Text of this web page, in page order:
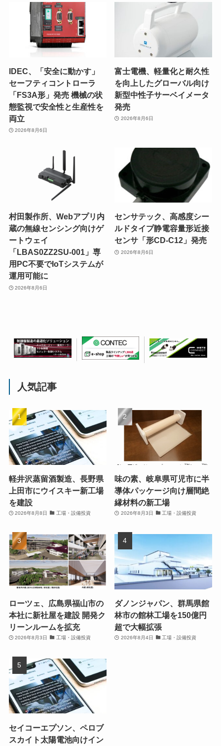
IDEC、「安全に動かす」
セーフティコントローラ
「FS3A形」発売 機械の状
態監視で安全性と生産性を
両立
2026年8月6日
富士電機、軽量化と耐久性
を向上したグローバル向け
新型中性子サーベイメータ
発売
2026年8月6日
村田製作所、Webアプリ内
蔵の無線センシング向けゲ
ートウェイ
「LBAS0ZZ2SU-001」専
用PC不要でIoTシステムが
運用可能に
2026年8月6日
センサテック、高感度シー
ルドタイプ静電容量形近接
センサ「形CD-C12」発売
2026年8月6日
人気記事
軽井沢蒸留酒製造、長野県
上田市にウイスキー新工場
を建設
2026年8月8日 工場・設備投資
味の素、岐阜県可児市に半
導体パッケージ向け層間絶
縁材料の新工場
2026年8月3日 工場・設備投資
ローツェ、広島県福山市の
本社に新社屋を建設 開発ク
リーンルームを拡充
2026年8月3日 工場・設備投資
ダノンジャパン、群馬県館
林市の館林工場を150億円
超で大幅拡張
2026年8月4日 工場・設備投資
セイコーエプソン、ペロブ
スカイト太陽電池向けイン